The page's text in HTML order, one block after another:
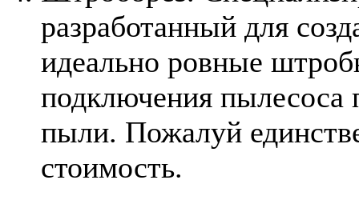
разработанный для
идеально ровные
подключения пылесоса
пыли. Пожалуй
стоимость.